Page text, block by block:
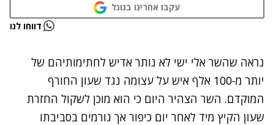
עקבו אחרינו בגוגל
נתקלנו בבעיה דווחו לנו
נסה שוב
נראה שהשר אלי ישי לא נותר אדיש לחתימותיהם של
יותר מ-100 אלף איש על עצומה נגד שעון החורף
המוקדם. השר הצהיר היום כי הוא מוכן לשקול החזרת
שעון הקיץ מיד לאחר יום כיפור אך גורמים בסביבתו